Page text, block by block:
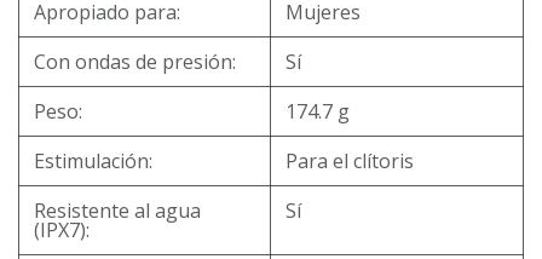
Apropiado para:
Mujeres
Con ondas de presión:
Sí
Peso:
174.7 g
Estimulación:
Para el clítoris
Resistente al agua
(IPX7):
Sí